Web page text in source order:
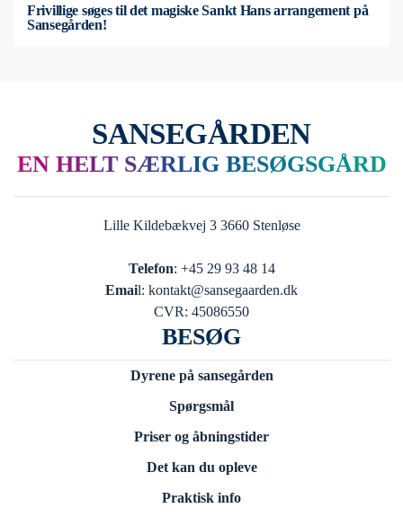
Frivillige søges til det magiske Sankt Hans arrangement på
Sansegården!
SANSEGÅRDEN
EN HELT SÆRLIG BESØGSGÅRD
Lille Kildebækvej 3 3660 Stenløse
Telefon: +45 29 93 48 14
Email: kontakt@sansegaarden.dk
CVR: 45086550
BESØG
Dyrene på sansegården
Spørgsmål
Priser og åbningstider
Det kan du opleve
Praktisk info